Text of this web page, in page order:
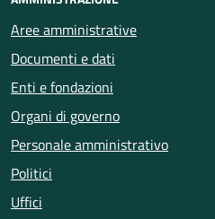
Aree amministrative
Documenti e dati
Enti e fondazioni
Organi di governo
Personale amministrativo
Politici
Uffici